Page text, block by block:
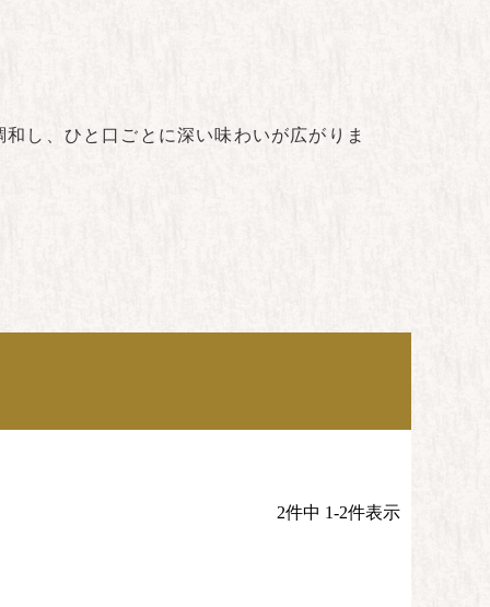
し、ひと口ごとに深い味わいが広がりま
2件中 1-2件表示